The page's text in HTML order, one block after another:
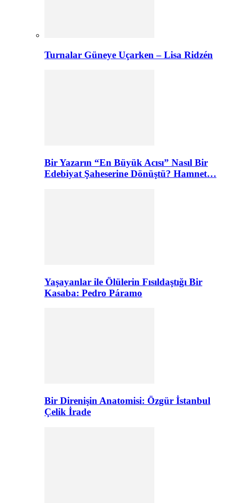
Turnalar Güneye Uçarken – Lisa Ridzén
Bir Yazarın “En Büyük Acısı” Nasıl Bir
Edebiyat Şaheserine Dönüştü? Hamnet…
Yaşayanlar ile Ölülerin Fısıldaştığı Bir
Kasaba: Pedro Páramo
Bir Direnişin Anatomisi: Özgür İstanbul
Çelik İrade